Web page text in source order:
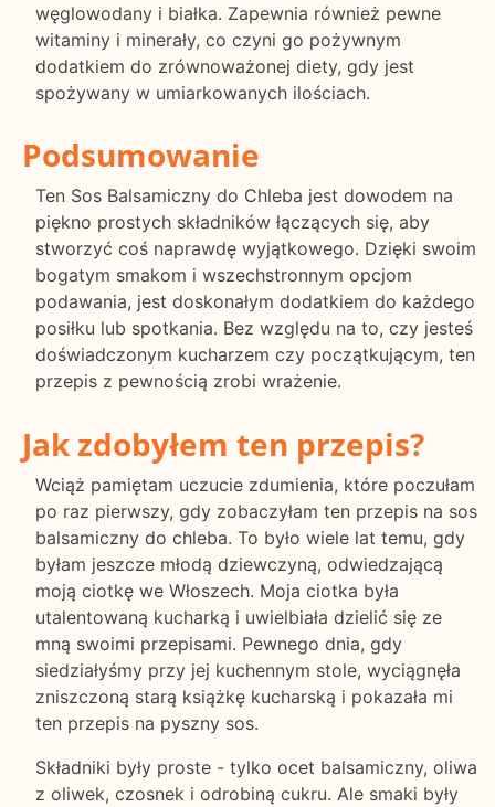
węglowodany i białka. Zapewnia również pewne
witaminy i minerały, co czyni go pożywnym
dodatkiem do zrównoważonej diety, gdy jest
spożywany w umiarkowanych ilościach.
Podsumowanie
Ten Sos Balsamiczny do Chleba jest dowodem na
piękno prostych składników łączących się, aby
stworzyć coś naprawdę wyjątkowego. Dzięki swoim
bogatym smakom i wszechstronnym opcjom
podawania, jest doskonałym dodatkiem do każdego
posiłku lub spotkania. Bez względu na to, czy jesteś
doświadczonym kucharzem czy początkującym, ten
przepis z pewnością zrobi wrażenie.
Jak zdobyłem ten przepis?
Wciąż pamiętam uczucie zdumienia, które poczułam
po raz pierwszy, gdy zobaczyłam ten przepis na sos
balsamiczny do chleba. To było wiele lat temu, gdy
byłam jeszcze młodą dziewczyną, odwiedzającą
moją ciotkę we Włoszech. Moja ciotka była
utalentowaną kucharką i uwielbiała dzielić się ze
mną swoimi przepisami. Pewnego dnia, gdy
siedziałyśmy przy jej kuchennym stole, wyciągnęła
zniszczoną starą książkę kucharską i pokazała mi
ten przepis na pyszny sos.
Składniki były proste - tylko ocet balsamiczny, oliwa
z oliwek, czosnek i odrobiną cukru. Ale smaki były